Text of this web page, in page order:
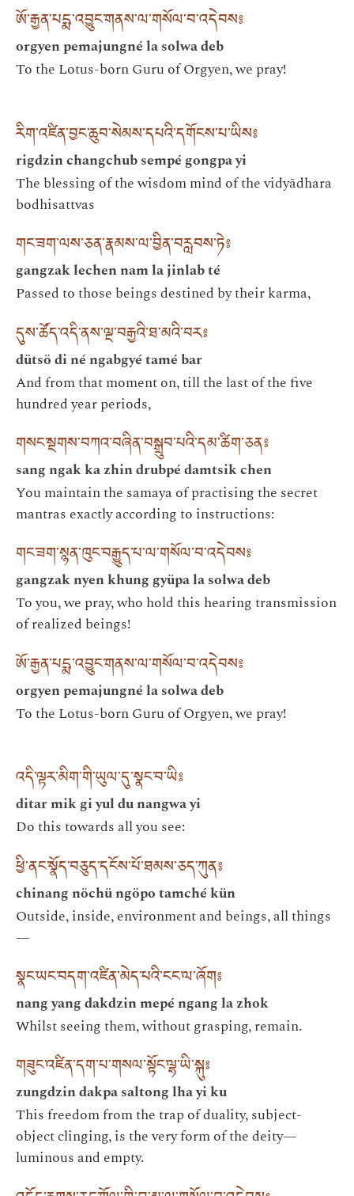
ཨོ་རྒྱན་པདྨ་འབྱུང་གནས་ལ་གསོལ་བ་འདེབས༔
orgyen pemajungné la solwa deb
To the Lotus-born Guru of Orgyen, we pray!
རིག་འཛིན་བྱང་ཆུབ་སེམས་དཔའི་དགོངས་པ་ཡིས༔
rigdzin changchub sempé gongpa yi
The blessing of the wisdom mind of the vidyādhara
bodhisattvas
གང་ཟག་ལས་ཅན་རྣམས་ལ་བྱིན་བརླབས་ཏེ༔
gangzak lechen nam la jinlab té
Passed to those beings destined by their karma,
དུས་ཚོད་འདི་ནས་ལྔ་བརྒྱའི་ཐ་མའི་བར༔
dütsö di né ngabgyé tamé bar
And from that moment on, till the last of the five
hundred year periods,
གསང་སྔགས་བཀའ་བཞིན་བསྒྲུབ་པའི་དམ་ཚིག་ཅན༔
sang ngak ka zhin drubpé damtsik chen
You maintain the samaya of practising the secret
mantras exactly according to instructions:
གང་ཟག་སྙན་ཁུང་བརྒྱུད་པ་ལ་གསོལ་བ་འདེབས༔
gangzak nyen khung gyüpa la solwa deb
To you, we pray, who hold this hearing transmission
of realized beings!
ཨོ་རྒྱན་པདྨ་འབྱུང་གནས་ལ་གསོལ་བ་འདེབས༔
orgyen pemajungné la solwa deb
To the Lotus-born Guru of Orgyen, we pray!
འདི་ལྟར་མིག་གི་ཡུལ་དུ་སྣང་བ་ཡི༔
ditar mik gi yul du nangwa yi
Do this towards all you see:
ཕྱི་ནང་སྣོད་བཅུད་དངོས་པོ་ཐམས་ཅད་ཀུན༔
chinang nöchü ngöpo tamché kün
Outside, inside, environment and beings, all things
—
སྣང་ཡང་བདག་འཛིན་མེད་པའི་ངང་ལ་ཞོག༔
nang yang dakdzin mepé ngang la zhok
Whilst seeing them, without grasping, remain.
གཟུང་འཛིན་དག་པ་གསལ་སྟོང་ལྷ་ཡི་སྐུ༔
zungdzin dakpa saltong lha yi ku
This freedom from the trap of duality, subject-
object clinging, is the very form of the deity—
luminous and empty.